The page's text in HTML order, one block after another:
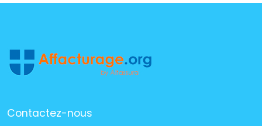
Contactez-nous